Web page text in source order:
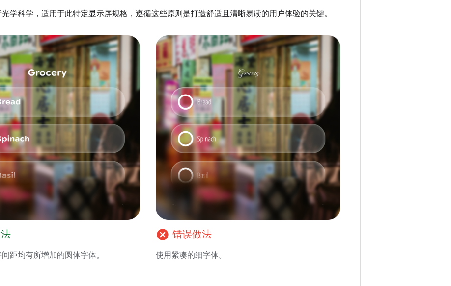
学科学，适用于此特定显示屏规格，遵循这些原则是打造舒适且清晰易读的用户体验的关键。
距均有所增加的圆体字体。
cancel 错误做法
使用紧凑的细字体。